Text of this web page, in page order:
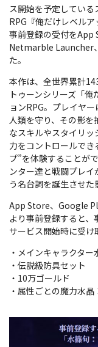
ス開始を予定してい
RPG『俺だけレベル
事前登録の受付を
Netmarble Launcher
た。
本作は、全世界累計
トゥーンシリーズ「
ョンRPG。プレイヤ
人類を守り、その影
なスキルやスタイリ
力をコントロールでき
プ”を体験することが
ンター達と戦闘プレ
う名台詞を誕生させた
App Store、Google
より事前登録すると
サービス開始時に受け
・メインキャラクター
・伝説級防具セット
・10万ゴールド
・属性ごとの魔力水晶